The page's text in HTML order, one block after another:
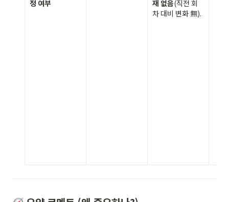
정 여부
재 없음(직전 회
차 대비 변화 無).